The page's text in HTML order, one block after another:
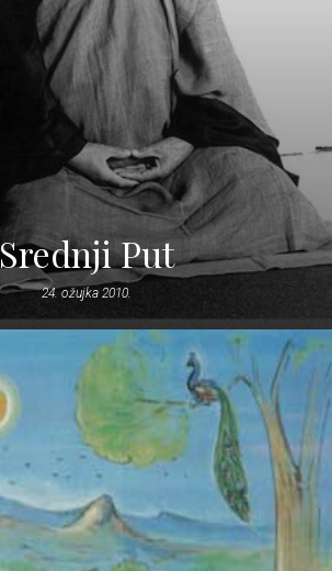
Srednji Put
24. ožujka 2010.